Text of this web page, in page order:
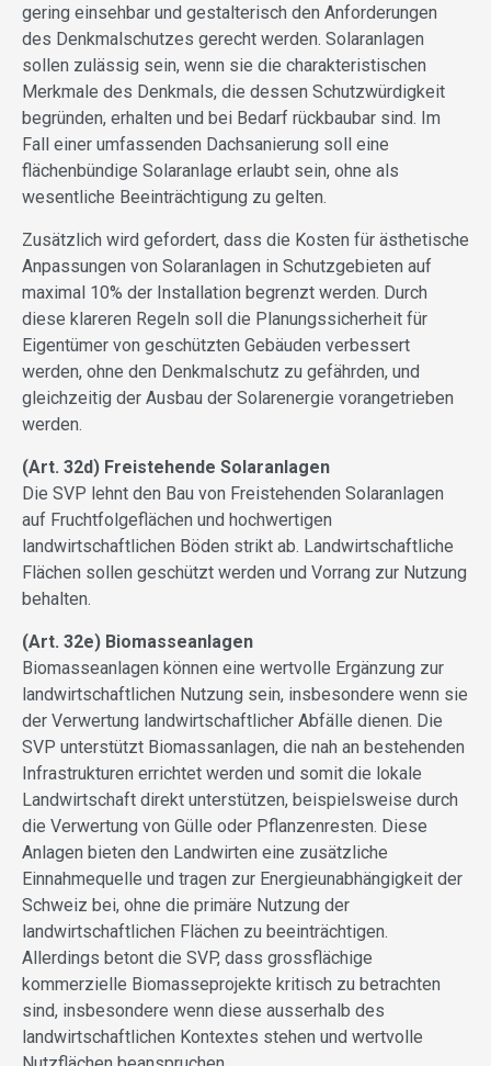
gering einsehbar und gestalterisch den Anforderungen
des Denkmalschutzes gerecht werden. Solaranlagen
sollen zulässig sein, wenn sie die charakteristischen
Merkmale des Denkmals, die dessen Schutzwürdigkeit
begründen, erhalten und bei Bedarf rückbaubar sind. Im
Fall einer umfassenden Dachsanierung soll eine
flächenbündige Solaranlage erlaubt sein, ohne als
wesentliche Beeinträchtigung zu gelten.
Zusätzlich wird gefordert, dass die Kosten für ästhetische
Anpassungen von Solaranlagen in Schutzgebieten auf
maximal 10% der Installation begrenzt werden. Durch
diese klareren Regeln soll die Planungssicherheit für
Eigentümer von geschützten Gebäuden verbessert
werden, ohne den Denkmalschutz zu gefährden, und
gleichzeitig der Ausbau der Solarenergie vorangetrieben
werden.
(Art. 32d) Freistehende Solaranlagen
Die SVP lehnt den Bau von Freistehenden Solaranlagen
auf Fruchtfolgeflächen und hochwertigen
landwirtschaftlichen Böden strikt ab. Landwirtschaftliche
Flächen sollen geschützt werden und Vorrang zur Nutzung
behalten.
(Art. 32e) Biomasseanlagen
Biomasseanlagen können eine wertvolle Ergänzung zur
landwirtschaftlichen Nutzung sein, insbesondere wenn sie
der Verwertung landwirtschaftlicher Abfälle dienen. Die
SVP unterstützt Biomassanlagen, die nah an bestehenden
Infrastrukturen errichtet werden und somit die lokale
Landwirtschaft direkt unterstützen, beispielsweise durch
die Verwertung von Gülle oder Pflanzenresten. Diese
Anlagen bieten den Landwirten eine zusätzliche
Einnahmequelle und tragen zur Energieunabhängigkeit der
Schweiz bei, ohne die primäre Nutzung der
landwirtschaftlichen Flächen zu beeinträchtigen.
Allerdings betont die SVP, dass grossflächige
kommerzielle Biomasseprojekte kritisch zu betrachten
sind, insbesondere wenn diese ausserhalb des
landwirtschaftlichen Kontextes stehen und wertvolle